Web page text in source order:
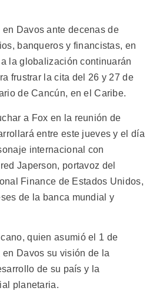
Davos ante decenas de
banqueros y financistas, en
la globalización continuarán
frustrar la cita del 26 y 27 de
de Cancún, en el Caribe.
a Fox en la reunión de
entre este jueves y el día
internacional con
Japerson, portavoz del
Finance de Estados Unidos,
de la banca mundial y
quien asumió el 1 de
Davos su visión de la
de su país y la
planetaria.